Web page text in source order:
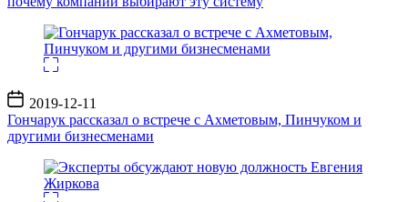
Дата
записи
2019-12-11
Гончарук рассказал о встрече с Ахметовым, Пинчуком и
другими бизнесменами